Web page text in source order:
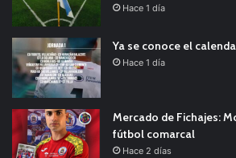
Hace 1 día
Ya se conoce el
Hace 1 día
Mercado de Fichajes:
fútbol comarcal
Hace 2 días